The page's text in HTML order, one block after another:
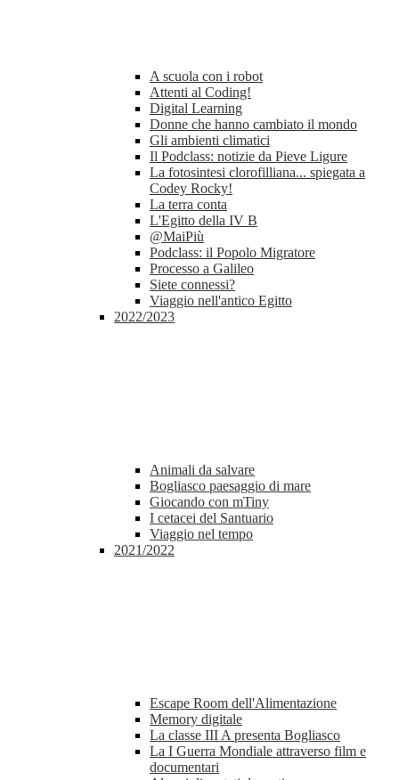
A scuola con i robot
Attenti al Coding!
Digital Learning
Donne che hanno cambiato il mondo
Gli ambienti climatici
Il Podclass: notizie da Pieve Ligure
La fotosintesi clorofilliana... spiegata a
Codey Rocky!
La terra conta
L'Egitto della IV B
@MaiPiù
Podclass: il Popolo Migratore
Processo a Galileo
Siete connessi?
Viaggio nell'antico Egitto
2022/2023
Animali da salvare
Bogliasco paesaggio di mare
Giocando con mTiny
I cetacei del Santuario
Viaggio nel tempo
2021/2022
Escape Room dell'Alimentazione
Memory digitale
La classe III A presenta Bogliasco
La I Guerra Mondiale attraverso film e
documentari